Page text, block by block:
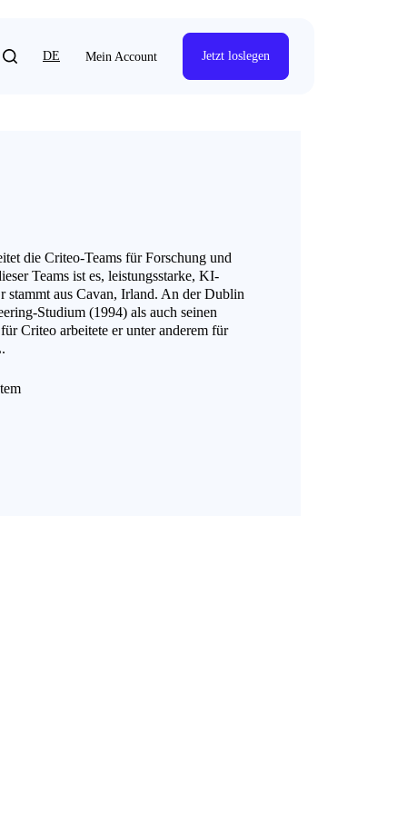
DE Mein Account Jetzt loslegen
die Criteo-Teams für Forschung und
Teams ist es, leistungsstarke, KI-
stammt aus Cavan, Irland. An der Dublin
Studium (1994) als auch seinen
Criteo arbeitete er unter anderem für